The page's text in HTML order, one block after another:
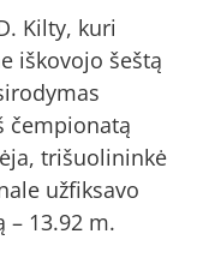
Kilty, kuri
iškovojo šeštą
čempionatą
trišuolininkė
užfiksavo
– 13.92 m.